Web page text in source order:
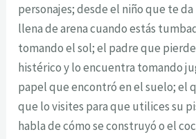
personajes; desde el niño que te
llena de arena cuando estás
tomando el sol; el padre que
histérico y lo encuentra tomando
papel que encontró en el suelo; el
que lo visites para que utilices su
habla de cómo se construyó o el